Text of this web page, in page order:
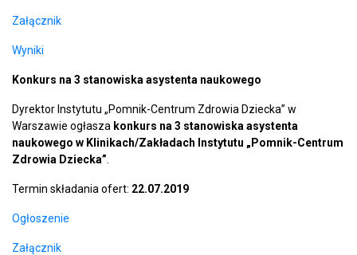
Załącznik
Wyniki
Konkurs na 3 stanowiska asystenta naukowego
Dyrektor Instytutu „Pomnik-Centrum Zdrowia Dziecka” w
Warszawie ogłasza konkurs na 3 stanowiska asystenta
naukowego w Klinikach/Zakładach Instytutu „Pomnik-Centrum
Zdrowia Dziecka”
Termin składania ofert: 22.07.2019
Ogłoszenie
Załącznik